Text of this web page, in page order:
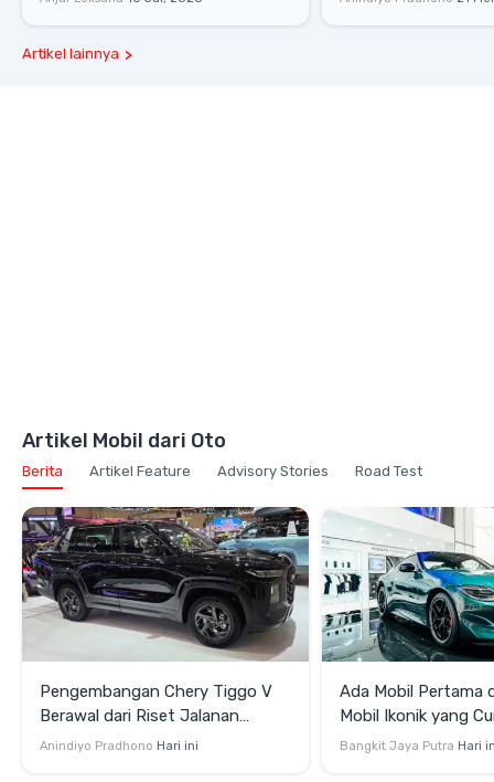
Artikel lainnya
Artikel Mobil dari Oto
Berita Artikel Feature Advisory Stories Road Test
Pengembangan Chery Tiggo V
Berawal dari Riset Jalanan
Indonesia
Anindiyo Pradhono Hari ini
Ada Mobil Pertama
Mobil Ikonik yang
di GIIAS 2026
Bangkit Jaya Putra Hari